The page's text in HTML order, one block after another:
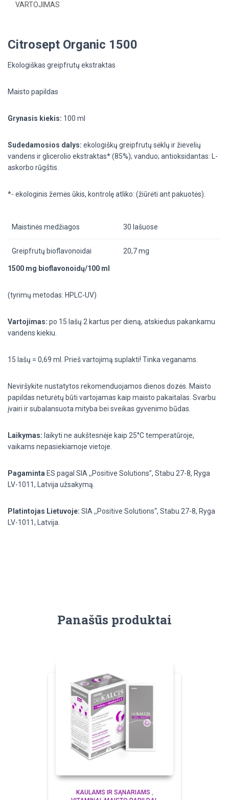
VARTOJIMAS
Citrosept Organic 1500
Ekologiškas greipfrutų ekstraktas
Maisto papildas
Grynasis kiekis: 100 ml
Sudedamosios dalys: ekologiškų greipfrutų sėklų ir žievelių
vandens ir glicerolio ekstraktas* (85%); vanduo; antioksidantas: L-
askorbo rūgštis.
*- ekologinis žemės ūkis, kontrolę atliko: (žiūrėti ant pakuotės).
Maistinės medžiagos 30 lašuose
Greipfrutų bioflavonoidai 20,7mg
1500 mg bioflavonoidų/100 ml
(tyrimų metodas: HPLC-UV)
Vartojimas: po 15 lašų 2 kartus per dieną, atskiedus pakankamu
vandens kiekiu.
15 lašų = 0,69 ml. Prieš vartojimą suplakti! Tinka veganams.
Neviršykite nustatytos rekomenduojamos dienos dozės. Maisto
papildas neturėtų būti vartojamas kaip maisto pakaitalas. Svarbu
įvairi ir subalansuota mityba bei sveikas gyvenimo būdas.
Laikymas: laikyti ne aukštesnėje kaip 25°C temperatūroje,
vaikams nepasiekiamoje vietoje.
Pagaminta ES pagal SIA ,,Positive Solutions”, Stabu 27-8, Ryga
LV-1011, Latvija užsakymą.
Platintojas Lietuvoje: SIA ,,Positive Solutions“, Stabu 27-8, Ryga
LV-1011, Latvija.
Panašūs produktai
KAULAMS IR SĄNARIAMS ,